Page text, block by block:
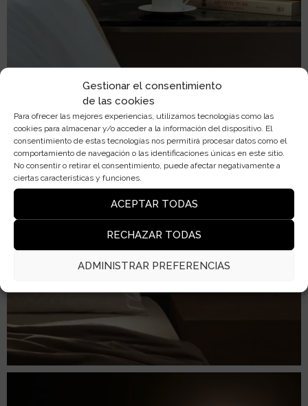
Gestionar el consentimiento
de las cookies
Para ofrecer las mejores experiencias, utilizamos tecnologías como las
cookies para almacenar y/o acceder a la información del dispositivo. El
consentimiento de estas tecnologías nos permitirá procesar datos como el
comportamiento de navegación o las identificaciones únicas en este sitio.
No consentir o retirar el consentimiento, puede afectar negativamente a
ciertas características y funciones.
ACEPTAR TODAS
RECHAZAR TODAS
ADMINISTRAR PREFERENCIAS